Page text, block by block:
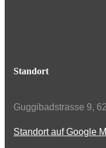
Standort
Guggibadstrasse 9,
Standort auf Google